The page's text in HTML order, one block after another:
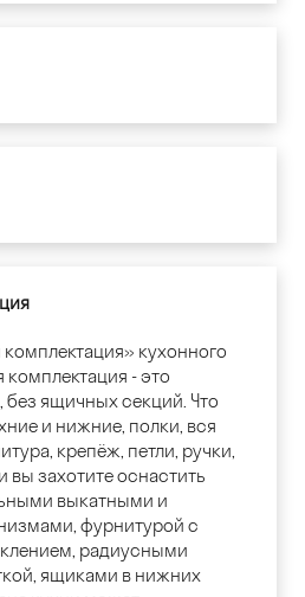
комплектация» кухонного
комплектация - это
ящичных секций. Что
и нижние, полки, вся
крепёж, петли, ручки,
вы захотите оснастить
выкатными и
фурнитурой с
радиусными
ящиками в нижних